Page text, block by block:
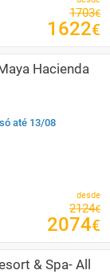
1703€
1622€
Hacienda
até 13/08
desde
2124€
2074€
& Spa- All